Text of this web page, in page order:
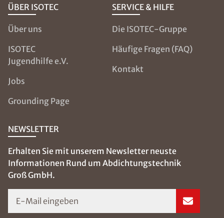
ÜBER ISOTEC
Über uns
ISOTEC
Jugendhilfe e.V.
Jobs
Grounding Page
SERVICE & HILFE
Die ISOTEC-Gruppe
Häufige Fragen (FAQ)
Kontakt
NEWSLETTER
Erhalten Sie mit unserem Newsletter neuste
Informationen Rund um Abdichtungstechnik
Groß GmbH.
E-Mail eingeben